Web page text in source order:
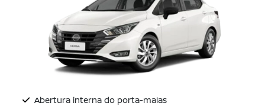
Abertura interna do porta-malas